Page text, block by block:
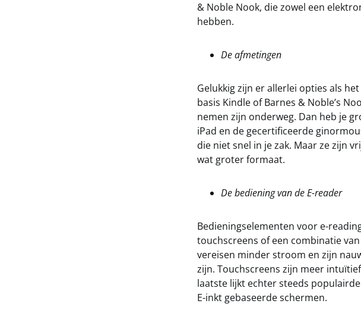
& Noble Nook, die zowel een
hebben.
De afmetingen
Gelukkig zijn er allerlei opties als
basis Kindle of Barnes & Noble’s
nemen zijn onderweg. Dan heb je
iPad en de gecertificeerde
die niet snel in je zak. Maar ze zijn
wat groter formaat.
De bediening van de E-reader
Bedieningselementen voor e-
touchscreens of een combinatie
vereisen minder stroom en zijn
zijn. Touchscreens zijn meer
laatste lijkt echter steeds
E-inkt gebaseerde schermen.